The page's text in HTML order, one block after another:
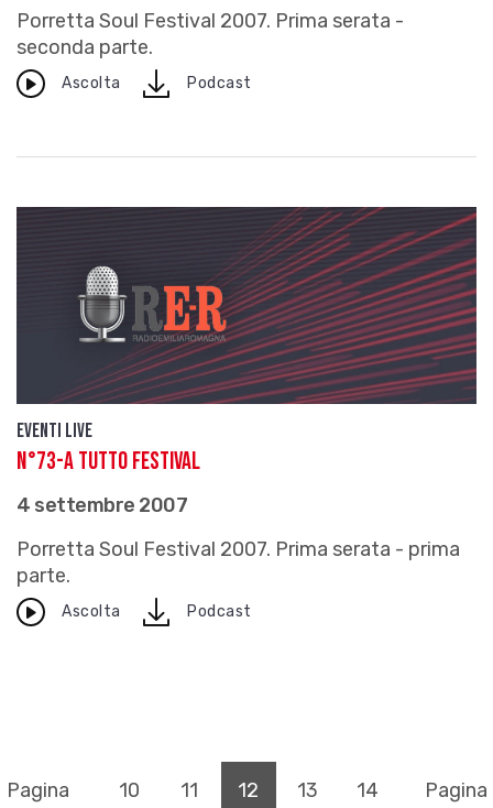
Porretta Soul Festival 2007. Prima serata -
seconda parte.
Ascolta downloadPodcast
Eventi live
N°73-A TUTTO FESTIVAL
4 settembre 2007
Porretta Soul Festival 2007. Prima serata - prima
parte.
Ascolta downloadPodcast
Pagina 10 11 12 (pagina corrente)
13 14 Pagina